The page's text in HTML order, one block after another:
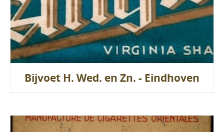
Bijvoet H. Wed. en Zn. - Eindhoven